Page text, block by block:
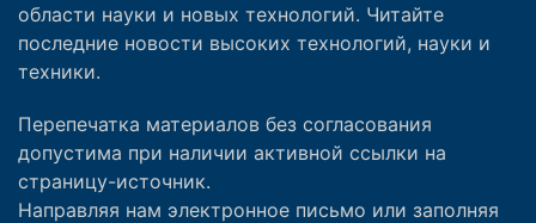
области науки и новых технологий. Читайте
последние новости высоких технологий, науки и
техники.
Перепечатка материалов без согласования
допустима при наличии активной ссылки на
страницу-источник.
Направляя нам электронное письмо или заполняя